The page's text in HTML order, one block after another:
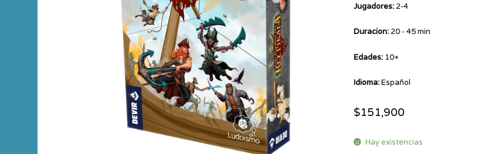
Jugadores: 2-4
Duracion: 20 - 45 min
Edades: 10+
Idioma:Español
$151,900
Hay existencias